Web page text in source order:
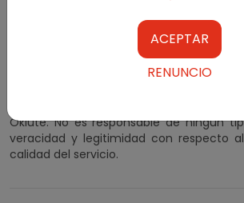
Al suscribirse y utilizar nuestros
acepta nuestros Términos y
clasificados para adultos se publican
Oklute. No es responsable de ningún
veracidad y legitimidad con respecto
calidad del servicio.
ACEPTAR
RENUNCIO